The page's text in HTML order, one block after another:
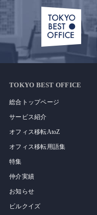
TOKYO BEST OFFICE
総合トップページ
サービス紹介
オフィス移転AtoZ
オフィス移転用語集
特集
仲介実績
お知らせ
ビルクイズ